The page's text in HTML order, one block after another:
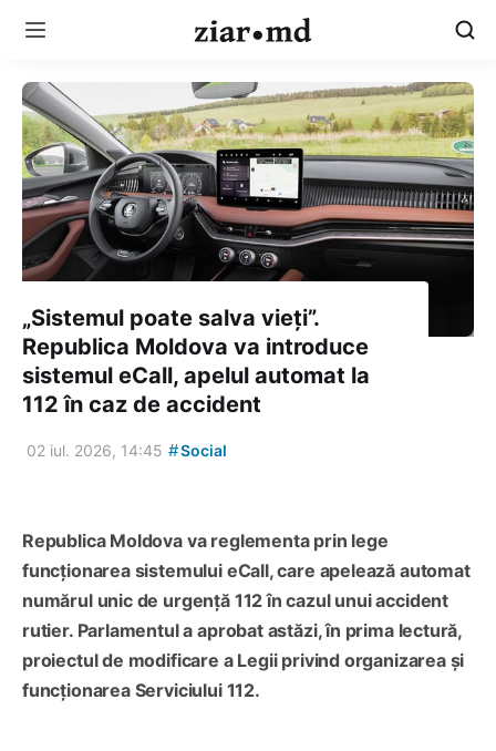
„Sistemul poate salva vieți”.
Republica Moldova va introduce
sistemul eCall, apelul automat la
112 în caz de accident
02 iul. 2026, 14:45 #Social
Republica Moldova va reglementa prin lege
funcționarea sistemului eCall, care apelează automat
numărul unic de urgență 112 în cazul unui accident
rutier. Parlamentul a aprobat astăzi, în prima lectură,
proiectul de modificare a Legii privind organizarea și
funcționarea Serviciului 112.